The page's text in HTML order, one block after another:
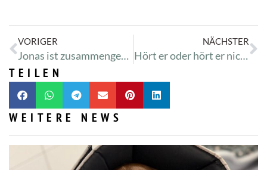
VORIGER
Jonas ist zusammengewachsen
NÄCHSTER
Hört er oder hört er nicht?
TEILEN
WEITERE NEWS